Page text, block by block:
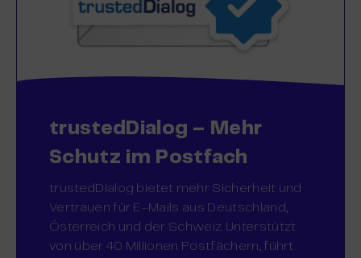
trustedDialog – Mehr
Schutz im Postfach
trustedDialog bietet mehr Sicherheit und
Vertrauen für E-Mails aus Deutschland,
Österreich und der Schweiz. Unterstützt
von über 40 Millionen Postfächern, führt